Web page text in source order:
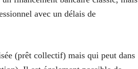
avec un délais de
(prêt collectif) mais qui peut dans